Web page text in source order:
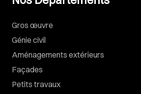
Gros œuvre
Génie civil
Aménagements extérieurs
Façades
Petits travaux